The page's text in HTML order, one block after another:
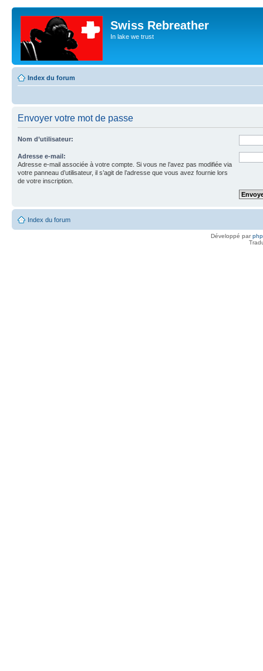
Swiss Rebreather
In lake we trust
Index du forum
Envoyer votre mot de passe
Nom d’utilisateur:
Adresse e-mail:
Adresse e-mail associée à votre compte. Si vous ne l’avez pas modifiée via
votre panneau d’utilisateur, il s’agit de l’adresse que vous avez fournie lors
de votre inscription.
Index du forum
Développé par